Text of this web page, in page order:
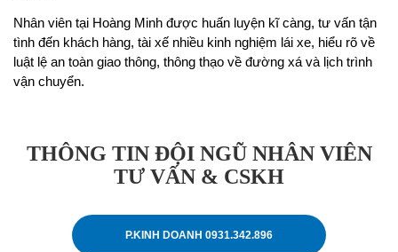
Nhân viên tại Hoàng Minh được huấn luyện kĩ càng, tư vấn tận
tình đến khách hàng, tài xế nhiều kinh nghiệm lái xe, hiểu rõ về
luật lệ an toàn giao thông, thông thạo về đường xá và lịch trình
vận chuyển.
THÔNG TIN ĐỘI NGŨ NHÂN VIÊN
TƯ VẤN & CSKH
P.KINH DOANH 0931.342.896